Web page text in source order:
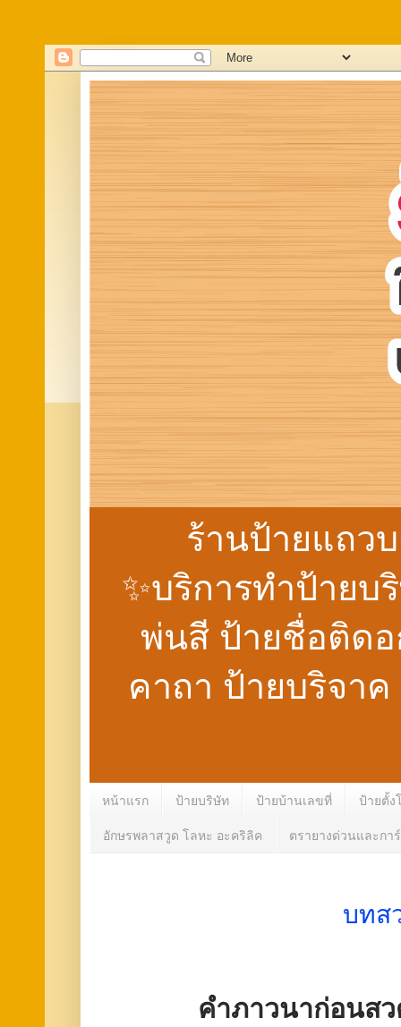
ร้านป้ายแถว
✨บริการทำป้าย
พ่นสี ป้ายชื่อติดอ
คาถา ป้ายบริจา
หน้าแรก ป้ายบริษัท ป้ายบ้านเลขที่ ป้ายตั้ง
อักษรพลาสวูด โลหะ อะคริลิค ตรายางด่วนและกา
บทส
คำภาวนาก่อนส